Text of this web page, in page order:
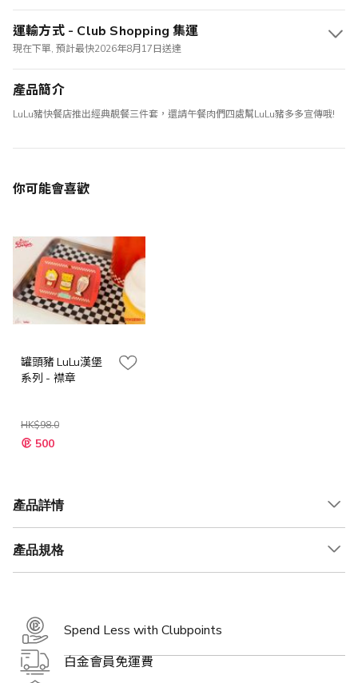
運輸方式 - Club Shopping 集運
現在下單, 預計最快2026年8月17日送達
產品簡介
LuLu豬快餐店推出經典靚餐三件套，還請午餐肉們四處幫LuLu豬多多宣傳哦!
你可能會喜歡
罐頭豬 LuLu漢堡
系列 - 襟章
HK$98.0
特 500
產品詳情
產品規格
Spend Less with Clubpoints
白金會員免運費